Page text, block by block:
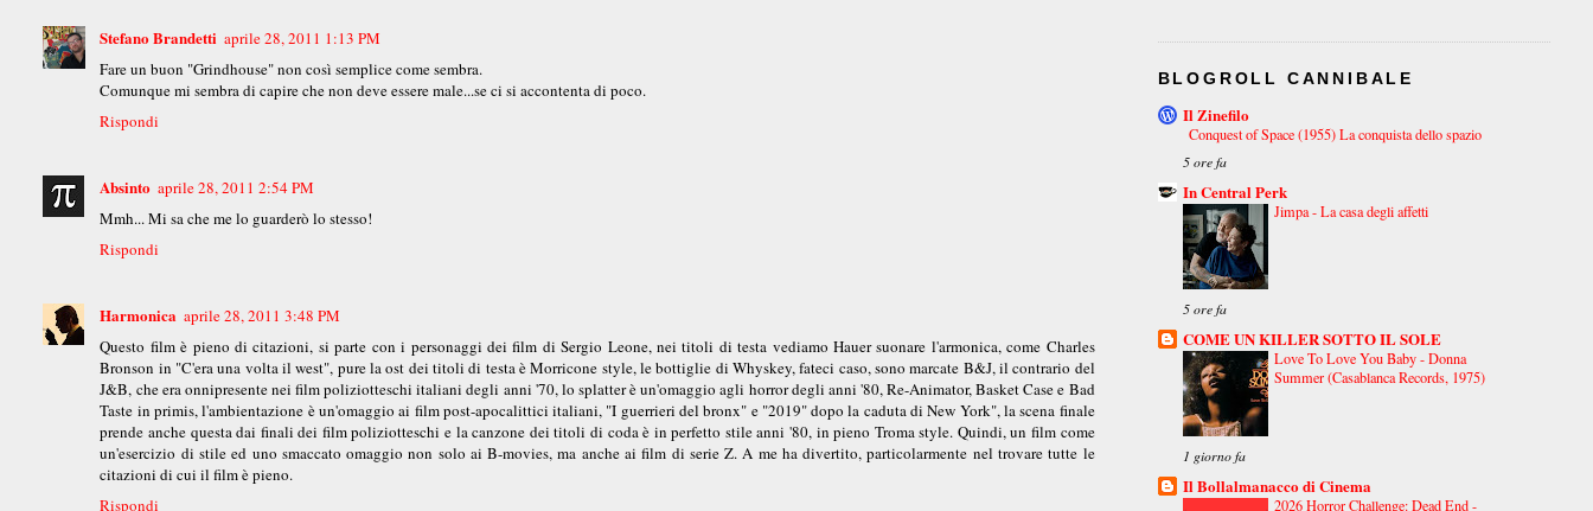
Stefano Brandetti aprile 28, 2011 1:13 PM
Fare un buon "Grindhouse" non così semplice come sembra.
Comunque mi sembra di capire che non deve essere male...se ci si accontenta di poco.
Rispondi
Absinto aprile 28, 2011 2:54 PM
Mmh... Mi sa che me lo guarderò lo stesso!
Rispondi
Harmonica aprile 28, 2011 3:48 PM
Questo film è pieno di citazioni, si parte con i personaggi dei film di Sergio Leone, nei titoli di testa vediamo Hauer suonare l'armonica, come Charles
Bronson in "C'era una volta il west", pure la ost dei titoli di testa è Morricone style, le bottiglie di Whyskey, fateci caso, sono marcate B&J, il contrario del
J&B, che era onnipresente nei film poliziotteschi italiani degli anni '70, lo splatter è un'omaggio agli horror degli anni '80, Re-Animator, Basket Case e Bad
Taste in primis, l'ambientazione è un'omaggio ai film post-apocalittici italiani, "I guerrieri del bronx" e "2019" dopo la caduta di New York", la scena finale
prende anche questa dai finali dei film poliziotteschi e la canzone dei titoli di coda è in perfetto stile anni '80, in pieno Troma style. Quindi, un film come
un'esercizio di stile ed uno smaccato omaggio non solo ai B-movies, ma anche ai film di serie Z. A me ha divertito, particolarmente nel trovare tutte le
citazioni di cui il film è pieno.
Rispondi
BLOGROLL CANNIBALE
Il Zinefilo
Conquest of Space (1955) La conquista dello spazio
5 ore fa
In Central Perk
Jimpa - La casa degli affetti
5 ore fa
COME UN KILLER SOTTO IL SOLE
Love To Love You Baby - Donna
Summer (Casablanca Records, 1975)
1 giorno fa
Il Bollalmanacco di Cinema
2026 Horror Challenge: Dead End -